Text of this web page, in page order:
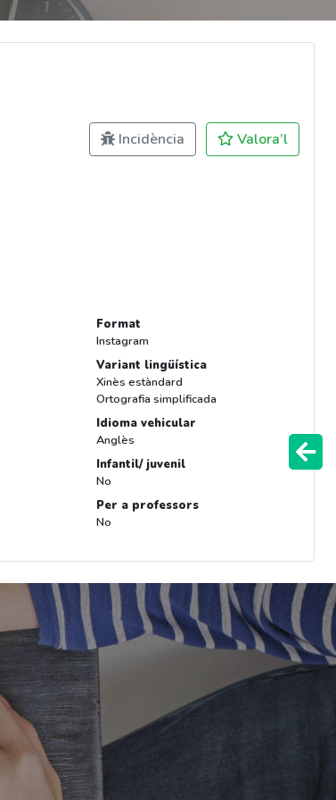
Incidència Valora’l
Format
Instagram
Variant lingüística
Xinès estàndard
Ortografia simplificada
Idioma vehicular
Anglès
Infantil/ juvenil
No
Per a professors
No